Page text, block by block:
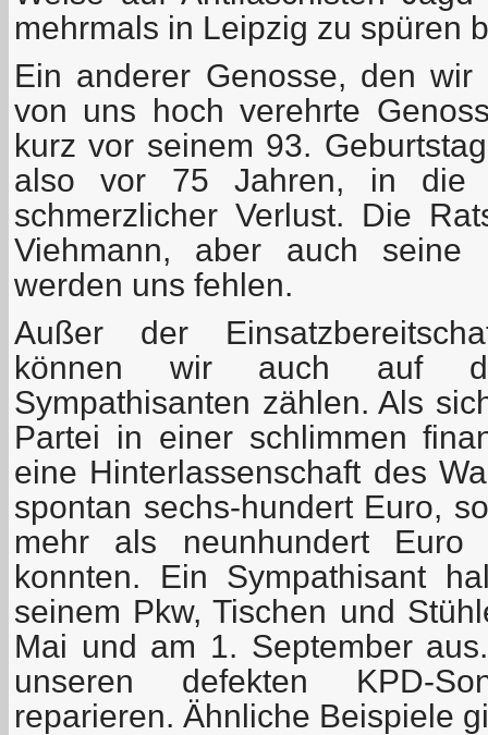
mehrmals in Leipzig zu spüren
Ein anderer Genosse, den
von uns hoch verehrte
kurz vor seinem 93.
also vor 75 Jahren, in die
schmerzlicher Verlust. Die
Viehmann, aber auch seine
werden uns fehlen.
Außer der
können wir auch auf
Sympathisanten zählen. Als
Partei in einer schlimmen
eine Hinterlassenschaft des
spontan sechs-hundert Euro,
mehr als neunhundert Euro
konnten. Ein Sympathisant
seinem Pkw, Tischen und
Mai und am 1. September
unseren defekten KPD-
reparieren. Ähnliche Beispiele